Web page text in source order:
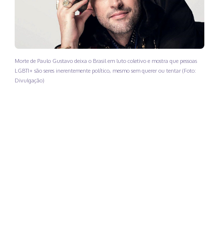
Morte de Paulo Gustavo deixa o Brasil em luto coletivo e mostra que pessoas
LGBTI+ são seres inerentemente político, mesmo sem querer ou tentar (Foto:
Divulgação)